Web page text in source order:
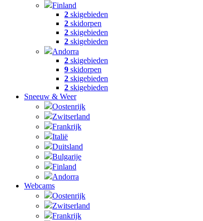
Finland
2 skigebieden
2 skidorpen
2 skigebieden
2 skigebieden
Andorra
2 skigebieden
9 skidorpen
2 skigebieden
2 skigebieden
Sneeuw & Weer
Oostenrijk
Zwitserland
Frankrijk
Italië
Duitsland
Bulgarije
Finland
Andorra
Webcams
Oostenrijk
Zwitserland
Frankrijk